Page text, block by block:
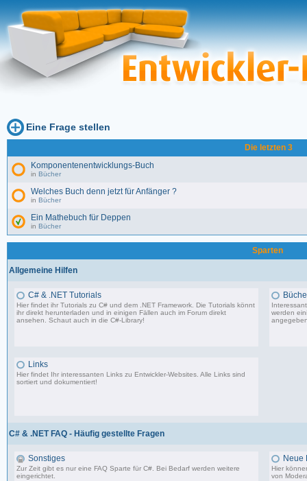
Eine Frage stellen
Die letzten 3
Komponentenentwicklungs-Buch
in Bücher
Welches Buch denn jetzt für Anfänger ?
in Bücher
Ein Mathebuch für Deppen
in Bücher
Sparten
Allgemeine Hilfen
C# & .NET Tutorials
Hier findet ihr Tutorials zu C# und dem .NET Framework. Die Tutorials könnt
ihr direkt herunterladen und in einigen Fällen auch im Forum direkt
ansehen. Schaut auch in dieC#-Library!
werden
Links
Hier findet Ihr interessanten Links zu Entwickler-Websites. Alle Links sind
sortiert und dokumentiert!
C# & .NET FAQ - Häufig gestellte Fragen
Sonstiges
Zur Zeit gibt es nur eine FAQ Sparte für C#. Bei Bedarf werden weitere
eingerichtet.
Neue
Hier
von